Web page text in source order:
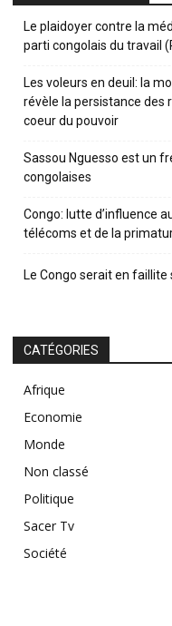
Le plaidoyer contre la
parti congolais du travail
Les voleurs en deuil: la
révèle la persistance des
coeur du pouvoir
Sassou Nguesso est un
congolaises
Congo: lutte d’influence
télécoms et de la
Le Congo serait en faillite
CATÉGORIES
Afrique
Economie
Monde
Non classé
Politique
Sacer Tv
Société